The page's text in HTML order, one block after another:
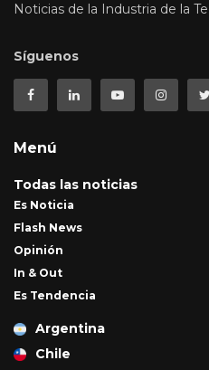
Noticias de la Industria de la
Síguenos
Menú
Todas las noticias
Es Noticia
Flash News
Opinión
In & Out
Es Tendencia
Argentina
Chile